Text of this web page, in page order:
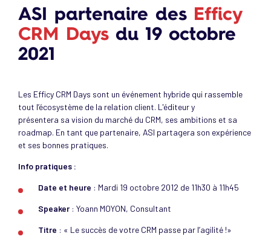
ASI partenaire des Efficy
CRM Daysdu 19 octobre
2021
Les Efficy CRM Days sont un événement hybride qui rassemble
tout l’écosystème de la relation client. L'éditeur y
présentera sa vision du marché du CRM, ses ambitions et sa
roadmap. En tant que partenaire, ASI partagera son expérience
et ses bonnes pratiques.
Info pratiques :
Date et heure : Mardi 19 octobre 2012 de 11h30 à 11h45
Speaker: Yoann MOYON, Consultant
Titre : « Le succès de votre CRM passe par l’agilité !»